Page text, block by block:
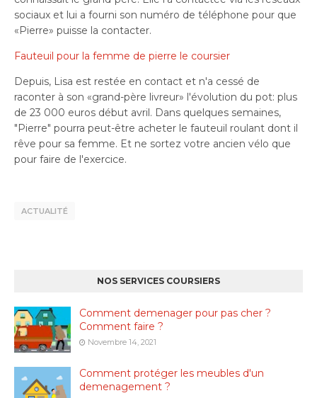
sociaux et lui a fourni son numéro de téléphone pour que
«Pierre» puisse la contacter.
Fauteuil pour la femme de pierre le coursier
Depuis, Lisa est restée en contact et n'a cessé de
raconter à son «grand-père livreur» l'évolution du pot: plus
de 23 000 euros début avril. Dans quelques semaines,
"Pierre" pourra peut-être acheter le fauteuil roulant dont il
rêve pour sa femme. Et ne sortez votre ancien vélo que
pour faire de l'exercice.
ACTUALITÉ
NOS SERVICES COURSIERS
Comment demenager pour pas cher ?
Comment faire ?
Novembre 14, 2021
Comment protéger les meubles d'un
demenagement ?